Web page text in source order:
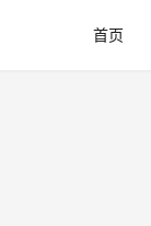
首页